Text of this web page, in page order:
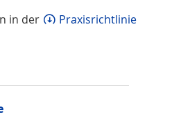
in der
Praxisrichtlinie